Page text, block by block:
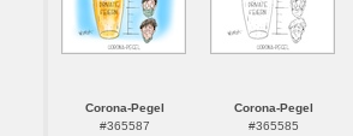
Corona-Pegel
#365587
Corona-Pegel
#365585